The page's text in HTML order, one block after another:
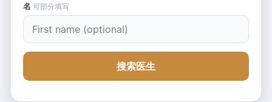
名 可部分填写
搜索医生